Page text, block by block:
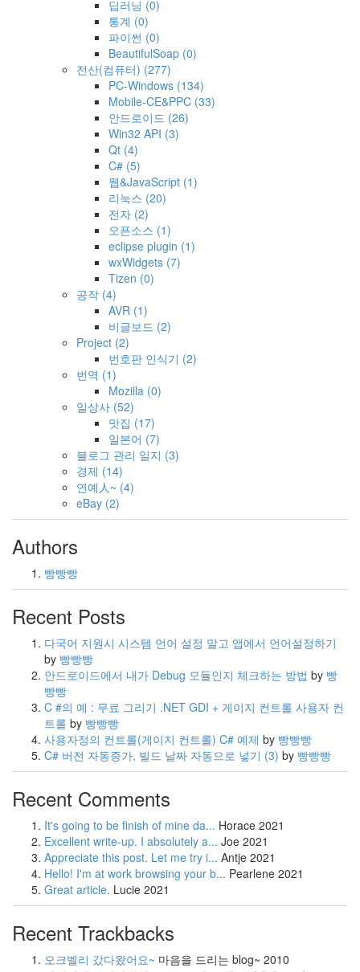
딥러닝 (0)
통계 (0)
파이썬 (0)
BeautifulSoap (0)
전산(컴퓨터) (277)
PC-Windows (134)
Mobile-CE&PPC (33)
안드로이드 (26)
Win32 API (3)
Qt (4)
C# (5)
웹&JavaScript (1)
리눅스 (20)
전자 (2)
오픈소스 (1)
eclipse plugin (1)
wxWidgets (7)
Tizen (0)
공작 (4)
AVR (1)
비글보드 (2)
Project (2)
번호판 인식기 (2)
번역 (1)
Mozilla (0)
일상사 (52)
맛집 (17)
일본어 (7)
블로그 관리 일지 (3)
경제 (14)
연예人~ (4)
eBay (2)
Authors
빵빵빵
Recent Posts
다국어 지원시 시스템 언어 설정 말고 앱에서 언어설정하기
by 빵빵빵
안드로이드에서 내가 Debug 모듈인지 체크하는 방법 by 빵
빵빵
C #의 예 : 무료 그리기 .NET GDI + 게이지 컨트롤 사용자 컨
트롤 by 빵빵빵
사용자정의 컨트롤(게이지 컨트롤) C# 예제 by 빵빵빵
C# 버전 자동증가, 빌드 날짜 자동으로 넣기 (3) by 빵빵빵
Recent Comments
It's going to be finish of mine da... Horace 2021
Excellent write-up. I absolutely a... Joe 2021
Appreciate this post. Let me try i... Antje 2021
Hello! I'm at work browsing your b... Pearlene 2021
Great article. Lucie 2021
Recent Trackbacks
오크벨리 갔다왔어요~ 마음을 드리는 blog~ 2010